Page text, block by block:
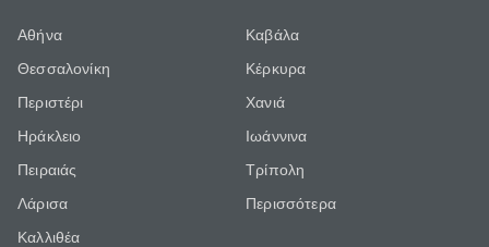
Αθήνα
Θεσσαλονίκη
Περιστέρι
Ηράκλειο
Πειραιάς
Λάρισα
Καλλιθέα
Καβάλα
Κέρκυρα
Χανιά
Ιωάννινα
Τρίπολη
Περισσότερα